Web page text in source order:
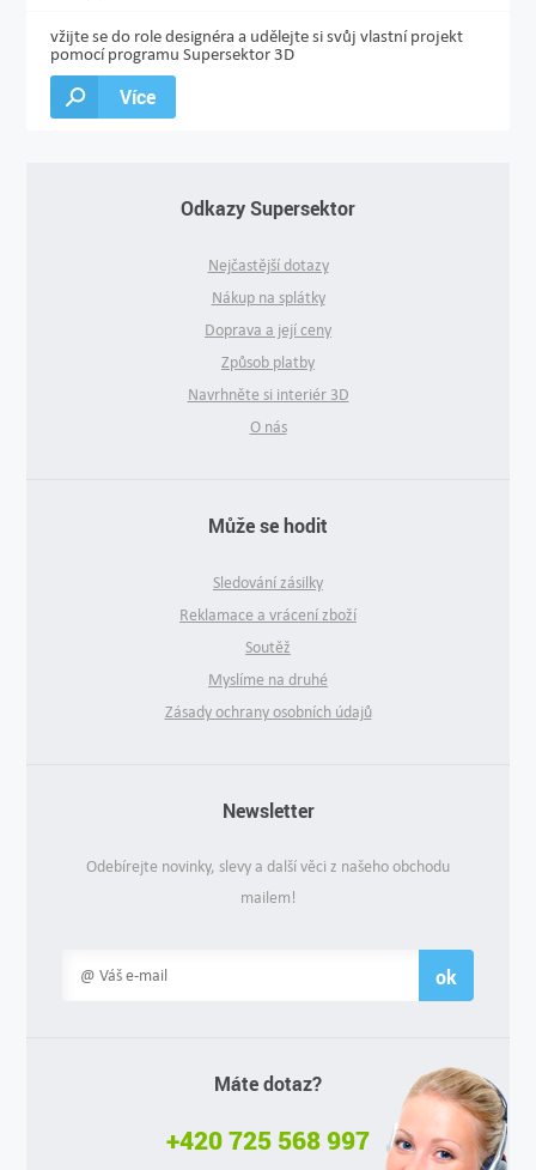
vžijte se do role designéra a udělejte si svůj vlastní projekt
pomocí programu Supersektor 3D
Více
Odkazy Supersektor
Nejčastější dotazy
Nákup na splátky
Doprava a její ceny
Způsob platby
Navrhněte si interiér 3D
O nás
Může se hodit
Sledování zásilky
Reklamace a vrácení zboží
Soutěž
Myslíme na druhé
Zásady ochrany osobních údajů
Newsletter
Odebírejte novinky, slevy a další věci z našeho obchodu
mailem!
ok
Máte dotaz?
+420 725 568 997